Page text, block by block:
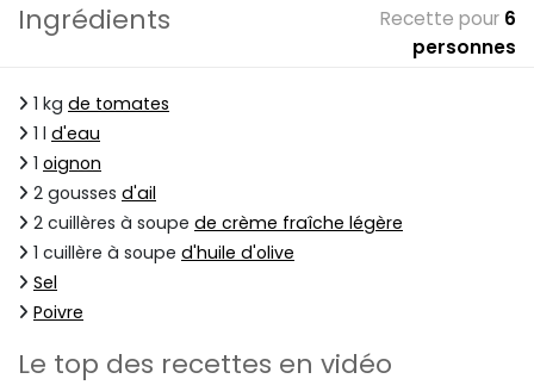
Ingrédients Recette pour 6
personnes
1 kg de tomates
1 l d'eau
1 oignon
2 gousses d'ail
2 cuillères à soupe de crème fraîche légère
1 cuillère à soupe d'huile d'olive
Sel
Poivre
Le top des recettes en vidéo